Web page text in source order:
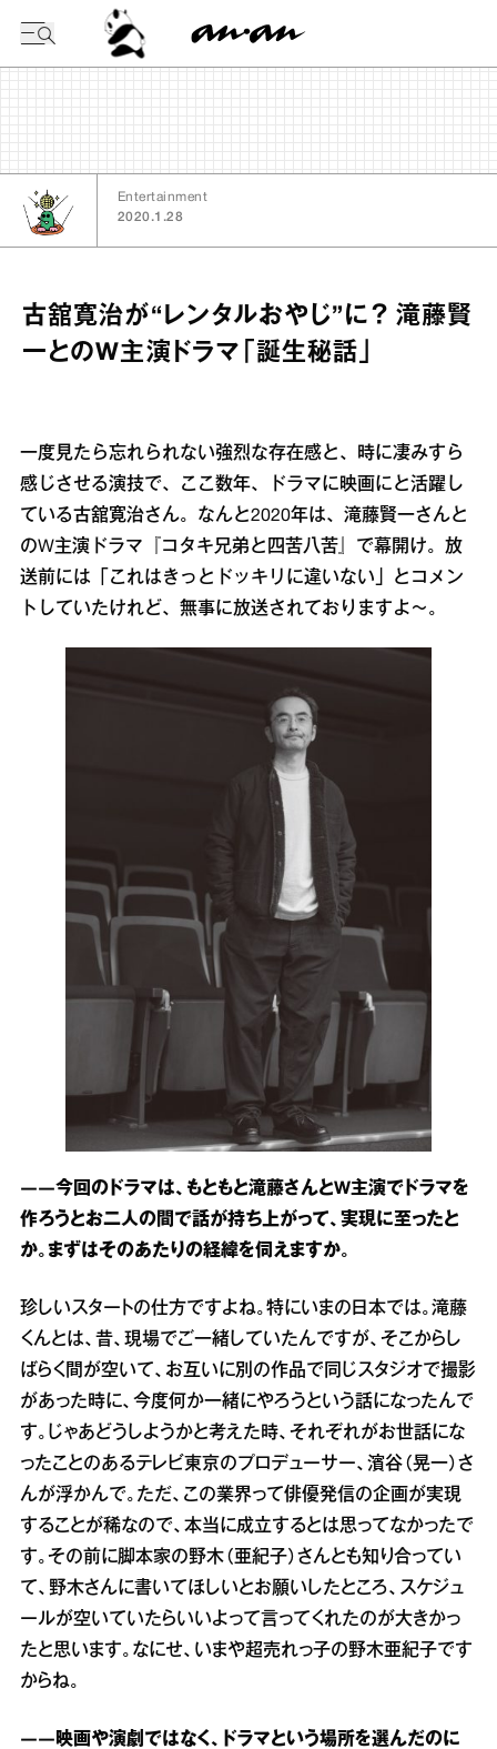
Entertainment
2020.1.28
古舘寛治が“レンタルおやじ”に？ 滝藤賢
一とのW主演ドラマ「誕生秘話」
一度見たら忘れられない強烈な存在感と、時に凄みすら
感じさせる演技で、ここ数年、ドラマに映画にと活躍し
ている古舘寛治さん。なんと2020年は、滝藤賢一さんと
のW主演ドラマ『コタキ兄弟と四苦八苦』で幕開け。放
送前には「これはきっとドッキリに違いない」とコメン
トしていたけれど、無事に放送されておりますよ～。
――今回のドラマは、もともと滝藤さんとW主演でドラマを
作ろうとお二人の間で話が持ち上がって、実現に至ったと
か。まずはそのあたりの経緯を伺えますか。
珍しいスタートの仕方ですよね。特にいまの日本では。滝藤
くんとは、昔、現場でご一緒していたんですが、そこからし
ばらく間が空いて、お互いに別の作品で同じスタジオで撮影
があった時に、今度何か一緒にやろうという話になったんで
す。じゃあどうしようかと考えた時、それぞれがお世話にな
ったことのあるテレビ東京のプロデューサー、濱谷（晃一）さ
んが浮かんで。ただ、この業界って俳優発信の企画が実現
することが稀なので、本当に成立するとは思ってなかったで
す。その前に脚本家の野木（亜紀子）さんとも知り合ってい
て、野木さんに書いてほしいとお願いしたところ、スケジュ
ールが空いていたらいいよって言ってくれたのが大きかっ
たと思います。なにせ、いまや超売れっ子の野木亜紀子です
からね。
――映画や演劇ではなく、ドラマという場所を選んだのに